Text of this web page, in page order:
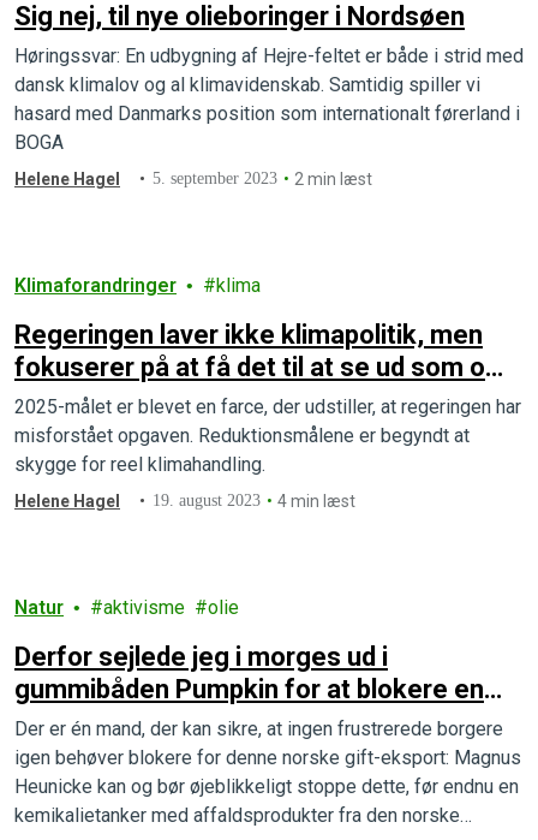
Sig nej, til nye olieboringer i Nordsøen
Høringssvar: En udbygning af Hejre-feltet er både i strid med
dansk klimalov og al klimavidenskab. Samtidig spiller vi
hasard med Danmarks position som internationalt førerland i
BOGA
Helene Hagel 5. september 2023 2 min læst
Klimaforandringer klima
Regeringen laver ikke klimapolitik, men
fokuserer på at få det til at se ud som om,
den laver klimapolitik
2025-målet er blevet en farce, der udstiller, at regeringen har
misforstået opgaven. Reduktionsmålene er begyndt at
skygge for reel klimahandling.
Helene Hagel 19. august 2023 4 min læst
Natur aktivisme olie
Derfor sejlede jeg i morges ud i
gummibåden Pumpkin for at blokere en
stor kemikalietanker i Storebælt
Der er én mand, der kan sikre, at ingen frustrerede borgere
igen behøver blokere for denne norske gift-eksport: Magnus
Heunicke kan og bør øjeblikkeligt stoppe dette, før endnu en
kemikalietanker med affaldsprodukter fra den norske